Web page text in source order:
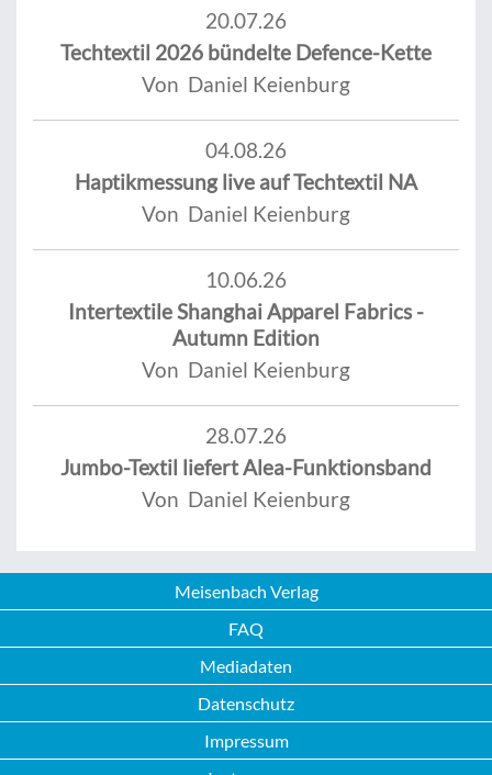
20.07.26
Techtextil 2026 bündelte Defence-Kette
Von Daniel Keienburg
04.08.26
Haptikmessung live auf Techtextil NA
Von Daniel Keienburg
10.06.26
Intertextile Shanghai Apparel Fabrics -
Autumn Edition
Von Daniel Keienburg
28.07.26
Jumbo-Textil liefert Alea-Funktionsband
Von Daniel Keienburg
Meisenbach Verlag
FAQ
Mediadaten
Datenschutz
Impressum